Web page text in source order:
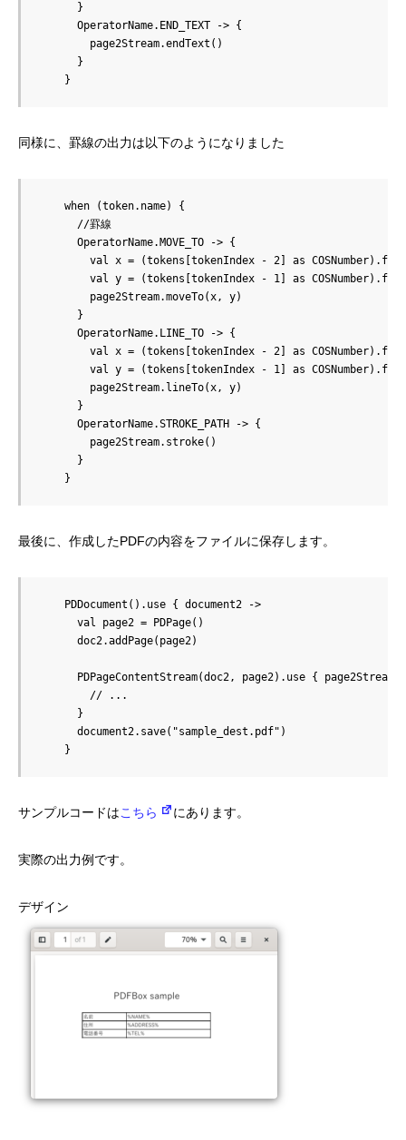
      }
      OperatorName.END_TEXT -> {
        page2Stream.endText()
      }
    }
同様に、罫線の出力は以下のようになりました
    when (token.name) {
      //罫線
      OperatorName.MOVE_TO -> {
val x = (tokens[tokenIndex - 2] as
val y = (tokens[tokenIndex - 1] as
        page2Stream.moveTo(x, y)
      }
      OperatorName.LINE_TO -> {
val x = (tokens[tokenIndex - 2] as
val y = (tokens[tokenIndex - 1] as
        page2Stream.lineTo(x, y)
      }
      OperatorName.STROKE_PATH -> {
        page2Stream.stroke()
      }
    }
最後に、作成したPDFの内容をファイルに保存します。
    PDDocument().use { document2 ->
      val page2 = PDPage()
      doc2.addPage(page2)
PDPageContentStream(doc2, page2).use { page2Stream
        // ...
      }
      document2.save("sample_dest.pdf")
    }
サンプルコードはこちら にあります。
実際の出力例です。
デザイン